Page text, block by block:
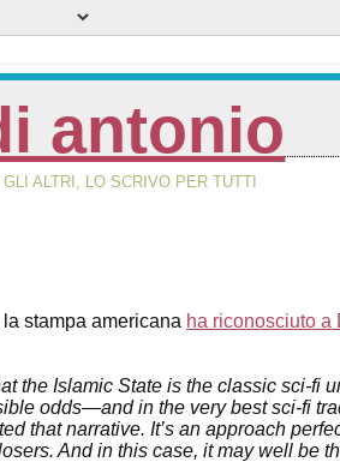
antonio
ALTRI, LO SCRIVO PER TUTTI
stampa americana ha riconosciuto a
the Islamic State is the classic sci-fi
odds—and in the very best sci-fi
that narrative. It’s an approach
And in this case, it may well be